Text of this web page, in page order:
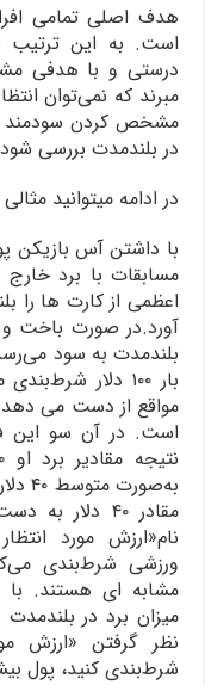
هدف اصلی تمامی
است. به این ترتیب
درستی و با هدفی
مبرند که نمی‌توان
مشخص کردن سودمند
در بلندمدت بررسی
در ادامه میتوانید
مسابقات با برد
اعظمی از کارت ها را
آورد.در صورت باخت
بلندمدت به سود
مقادر ۴۰
نام«ارزش مورد
ورزشی شرط‌بندی
مشابه ای هستند.
میزان برد در
نظر گرفتن «ارزش
شرط‌بندی کنید، پول